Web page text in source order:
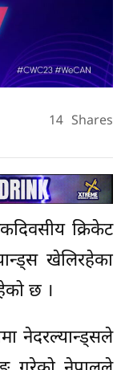
14 Shares
क्रिकेट
खेलिरहेका
छ ।
नेदरल्यान्ड्सले